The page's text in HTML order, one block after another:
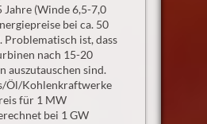
Jahre (Winde 6,5-7,0
bei ca. 50
Problematisch ist, dass
nach 15-20
auszutauschen sind.
Öl/Kohlenkraftwerke
für 1 MW
bei 1 GW